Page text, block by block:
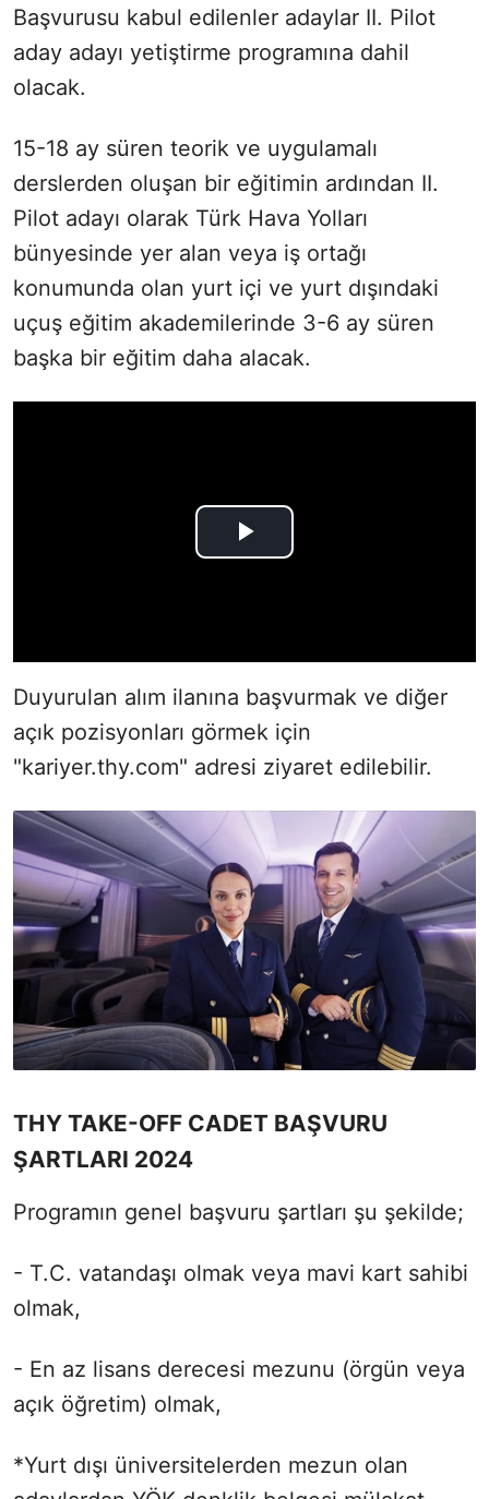
Başvurusu kabul edilenler adaylar II. Pilot
aday adayı yetiştirme programına dahil
olacak.
15-18 ay süren teorik ve uygulamalı
derslerden oluşan bir eğitimin ardından II.
Pilot adayı olarak Türk Hava Yolları
bünyesinde yer alan veya iş ortağı
konumunda olan yurt içi ve yurt dışındaki
uçuş eğitim akademilerinde 3-6 ay süren
başka bir eğitim daha alacak.
Duyurulan alım ilanına başvurmak ve diğer
açık pozisyonları görmek için
"kariyer.thy.com" adresi ziyaret edilebilir.
THY TAKE-OFF CADET BAŞVURU
ŞARTLARI 2024
Programın genel başvuru şartları şu şekilde;
- T.C. vatandaşı olmak veya mavi kart sahibi
olmak,
- En az lisans derecesi mezunu (örgün veya
açık öğretim) olmak,
*Yurt dışı üniversitelerden mezun olan